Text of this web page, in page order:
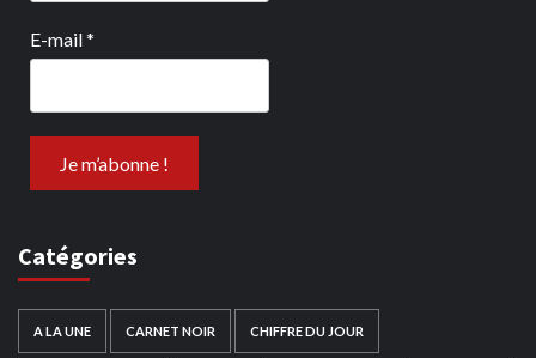
E-mail*
Catégories
A LA UNE CARNET NOIR CHIFFRE DU JOUR